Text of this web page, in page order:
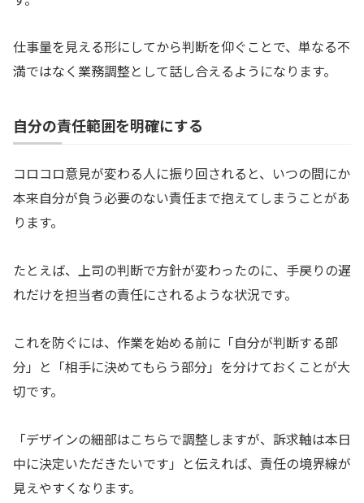
仕事量を見える形にしてから判断を仰ぐことで、単なる不
満ではなく業務調整として話し合えるようになります。
自分の責任範囲を明確にする
コロコロ意見が変わる人に振り回されると、いつの間にか
本来自分が負う必要のない責任まで抱えてしまうことがあ
ります。
たとえば、上司の判断で方針が変わったのに、手戻りの遅
れだけを担当者の責任にされるような状況です。
これを防ぐには、作業を始める前に「自分が判断する部
分」と「相手に決めてもらう部分」を分けておくことが大
切です。
「デザインの細部はこちらで調整しますが、訴求軸は本日
中に決定いただきたいです」と伝えれば、責任の境界線が
見えやすくなります。